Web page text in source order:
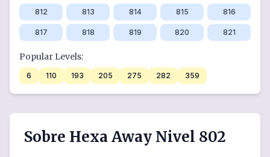
812 813 814 815 816
817 818 819 820 821
Popular Levels:
6 110 193 205 275 282 359
Sobre Hexa Away Nivel 802